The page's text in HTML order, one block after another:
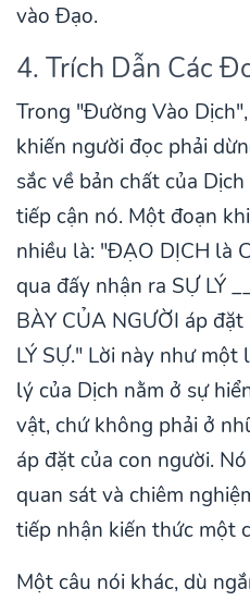
vào Đạo.
4. Trích Dẫn Các
Trong "Đường Vào
khiến người đọc phải
sắc về bản chất của
tiếp cận nó. Một đoạn
nhiều là: "ĐẠO DỊCH là
qua đấy nhận ra SỰ LÝ
BÀY CỦA NGƯỜI áp
LÝ SỰ." Lời này như
lý của Dịch nằm ở sự
vật, chứ không phải ở
áp đặt của con người.
quan sát và chiêm
tiếp nhận kiến thức một
Một câu nói khác, dù